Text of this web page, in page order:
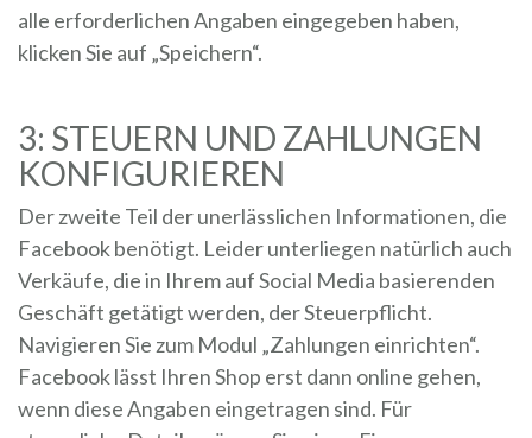
alle erforderlichen Angaben eingegeben haben,
klicken Sie auf „Speichern“.
3: STEUERN UND ZAHLUNGEN
KONFIGURIEREN
Der zweite Teil der unerlässlichen Informationen, die
Facebook benötigt. Leider unterliegen natürlich auch
Verkäufe, die in Ihrem auf Social Media basierenden
Geschäft getätigt werden, der Steuerpflicht.
Navigieren Sie zum Modul „Zahlungen einrichten“.
Facebook lässt Ihren Shop erst dann online gehen,
wenn diese Angaben eingetragen sind. Für